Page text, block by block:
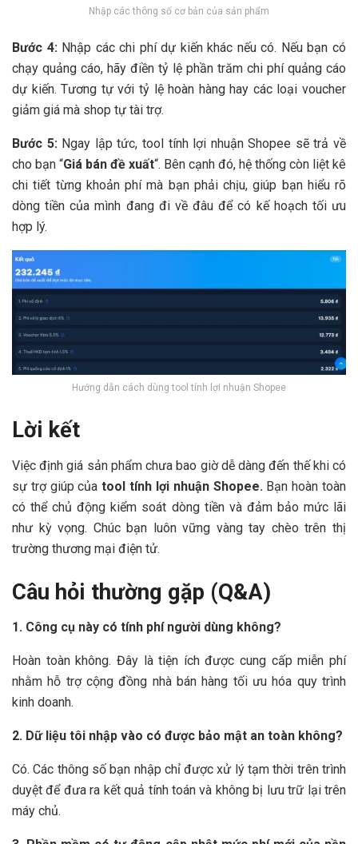
Nhập các thông số cơ bản của sản phẩm
Bước 4:Nhập các chi phí dự kiến khác nếu có. Nếu bạn có
chạy quảng cáo, hãy điền tỷ lệ phần trăm chi phí quảng cáo
dự kiến. Tương tự với tỷ lệ hoàn hàng hay các loại voucher
giảm giá mà shop tự tài trợ.
Bước 5:Ngay lập tức, tool tính lợi nhuận Shopee sẽ trả về
cho bạn “Giá bán đề xuất“. Bên cạnh đó, hệ thống còn liệt kê
chi tiết từng khoản phí mà bạn phải chịu, giúp bạn hiểu rõ
dòng tiền của mình đang đi về đâu để có kế hoạch tối ưu
hợp lý.
Hướng dẫn cách dùng tool tính lợi nhuận Shopee
Lời kết
Việc định giá sản phẩm chưa bao giờ dễ dàng đến thế khi có
sự trợ giúp củatool tính lợi nhuận Shopee.Bạn hoàn toàn
có thể chủ động kiểm soát dòng tiền và đảm bảo mức lãi
như kỳ vọng. Chúc bạn luôn vững vàng tay chèo trên thị
trường thương mại điện tử.
Câu hỏi thường gặp (Q&A)
1. Công cụ này có tính phí người dùng không?
Hoàn toàn không. Đây là tiện ích được cung cấp miễn phí
nhằm hỗ trợ cộng đồng nhà bán hàng tối ưu hóa quy trình
kinh doanh.
2. Dữ liệu tôi nhập vào có được bảo mật an toàn không?
Có. Các thông số bạn nhập chỉ được xử lý tạm thời trên trình
duyệt để đưa ra kết quả tính toán và không bị lưu trữ lại trên
máy chủ.